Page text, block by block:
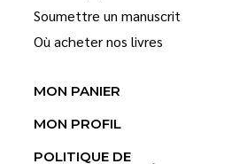
Soumettre un manuscrit
Où acheter nos livres
MON PANIER
MON PROFIL
POLITIQUE DE